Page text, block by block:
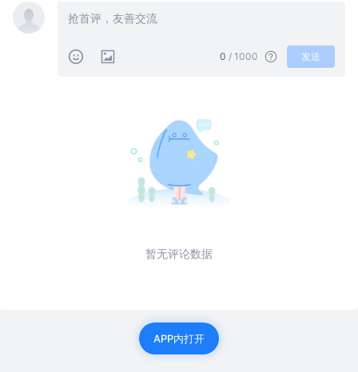
0 / 1000 发送
暂无评论数据
APP内打开